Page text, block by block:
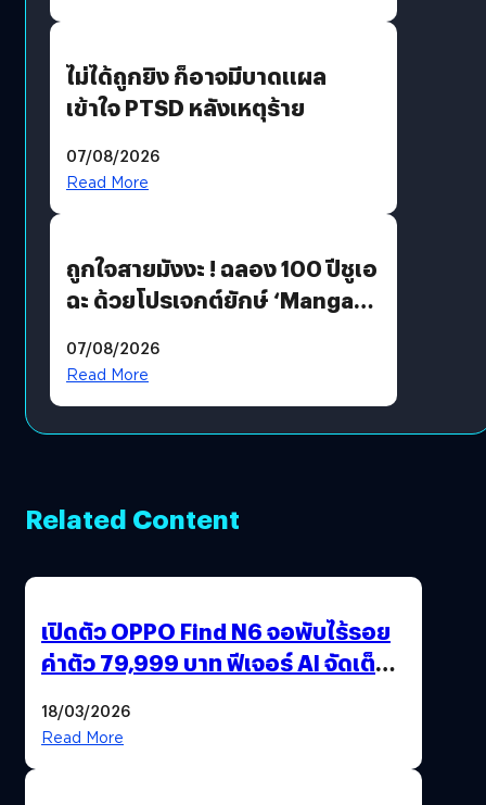
ไม่ได้ถูกยิง ก็อาจมีบาดแผล
เข้าใจ PTSD หลังเหตุร้าย
07/08/2026
Read More
ถูกใจสายมังงะ ! ฉลอง 100 ปีชูเอ
ฉะ ด้วยโปรเจกต์ยักษ์ ‘Manga
มีภาษาไทยด้วย
07/08/2026
Read More
Related Content
เปิดตัว OPPO Find N6 จอพับไร้รอย
ค่าตัว 79,999 บาท ฟีเจอร์ AI จัดเต็ม
18/03/2026
Read More